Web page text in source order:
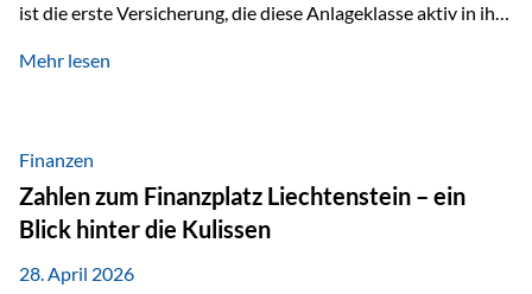
ist die erste Versicherung, die diese Anlageklasse aktiv in ihre
Vorreiter. Warum auf das Thema Produktivität setzen? Die
Wirtschaftswachstum, verändern die Spielregeln für
Investoren. Produktivität adressiert genau diese
Herausforderungen, da wirtschaftliches Wachstum
langfristig durch Produktivitätssteigerung entsteht, also
durch die Fähigkeit von Unternehmen, mehr…
Mehr lesen
Finanzen
Zahlen zum Finanzplatz Liechtenstein – ein
Blick hinter die Kulissen
28. April 2026